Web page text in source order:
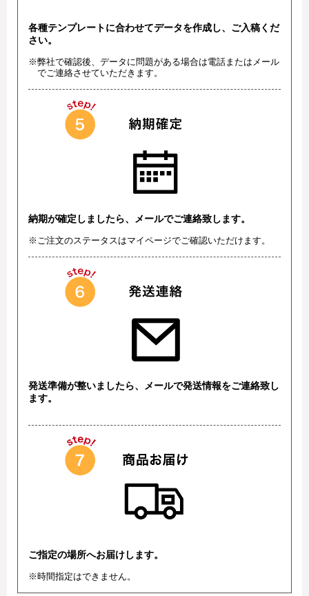
各種テンプレートに合わせてデータを作成し、ご入稿くだ
さい。
※弊社で確認後、データに問題がある場合は電話またはメール
でご連絡させていただきます。
納期が確定しましたら、メールでご連絡致します。
※ご注文のステータスはマイページでご確認いただけます。
発送準備が整いましたら、メールで発送情報をご連絡致し
ます。
ご指定の場所へお届けします。
※時間指定はできません。